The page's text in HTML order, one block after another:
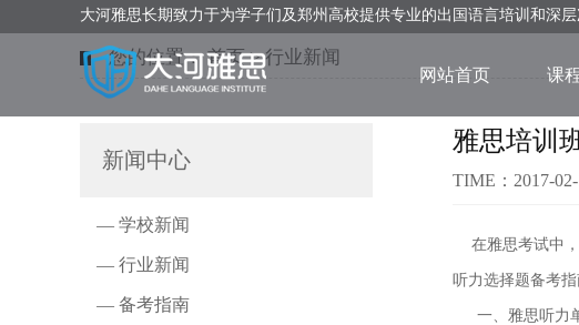
大河雅思长期致力于为学子们及郑州高校提供专业的出国语言培训和深
网站首页 课
您的位置：首页>行业新闻
新闻中心
— 学校新闻
— 行业新闻
— 备考指南
雅思培训
TIME：2017-
在雅思考试中，
听力选择题备考
一、雅思听力